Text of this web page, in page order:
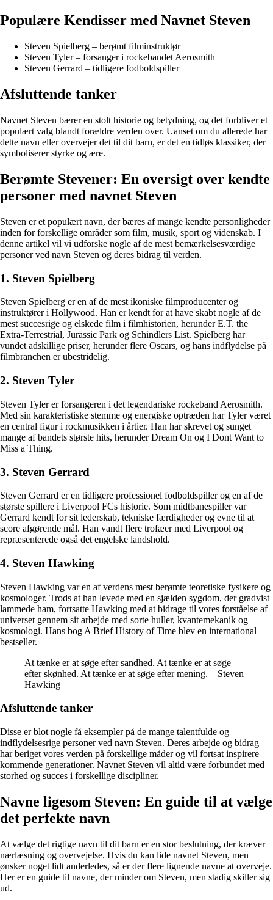
Populære Kendisser med Navnet Steven
Steven Spielberg – berømt filminstruktør
Steven Tyler – forsanger i rockebandet Aerosmith
Steven Gerrard – tidligere fodboldspiller
Afsluttende tanker
Navnet Steven bærer en stolt historie og betydning, og det forbliver et
populært valg blandt forældre verden over. Uanset om du allerede har
dette navn eller overvejer det til dit barn, er det en tidløs klassiker, der
symboliserer styrke og ære.
Berømte Stevener: En oversigt over kendte
personer med navnet Steven
Steven er et populært navn, der bæres af mange kendte personligheder
inden for forskellige områder som film, musik, sport og videnskab. I
denne artikel vil vi udforske nogle af de mest bemærkelsesværdige
personer ved navn Steven og deres bidrag til verden.
1. Steven Spielberg
Steven Spielberg er en af de mest ikoniske filmproducenter og
instruktører i Hollywood. Han er kendt for at have skabt nogle af de
mest succesrige og elskede film i filmhistorien, herunder E.T. the
Extra-Terrestrial, Jurassic Park og Schindlers List. Spielberg har
vundet adskillige priser, herunder flere Oscars, og hans indflydelse på
filmbranchen er ubestridelig.
2. Steven Tyler
Steven Tyler er forsangeren i det legendariske rockeband Aerosmith.
Med sin karakteristiske stemme og energiske optræden har Tyler været
en central figur i rockmusikken i årtier. Han har skrevet og sunget
mange af bandets største hits, herunder Dream On og I Dont Want to
Miss a Thing.
3. Steven Gerrard
Steven Gerrard er en tidligere professionel fodboldspiller og en af de
største spillere i Liverpool FCs historie. Som midtbanespiller var
Gerrard kendt for sit lederskab, tekniske færdigheder og evne til at
score afgørende mål. Han vandt flere trofæer med Liverpool og
repræsenterede også det engelske landshold.
4. Steven Hawking
Steven Hawking var en af verdens mest berømte teoretiske fysikere og
kosmologer. Trods at han levede med en sjælden sygdom, der gradvist
lammede ham, fortsatte Hawking med at bidrage til vores forståelse af
universet gennem sit arbejde med sorte huller, kvantemekanik og
kosmologi. Hans bog A Brief History of Time blev en international
bestseller.
At tænke er at søge efter sandhed. At tænke er at søge
efter skønhed. At tænke er at søge efter mening. – Steven
Hawking
Afsluttende tanker
Disse er blot nogle få eksempler på de mange talentfulde og
indflydelsesrige personer ved navn Steven. Deres arbejde og bidrag
har beriget vores verden på forskellige måder og vil fortsat inspirere
kommende generationer. Navnet Steven vil altid være forbundet med
storhed og succes i forskellige discipliner.
Navne ligesom Steven: En guide til at vælge
det perfekte navn
At vælge det rigtige navn til dit barn er en stor beslutning, der kræver
nærlæsning og overvejelse. Hvis du kan lide navnet Steven, men
ønsker noget lidt anderledes, så er der flere lignende navne at overveje.
Her er en guide til navne, der minder om Steven, men stadig skiller sig
ud.